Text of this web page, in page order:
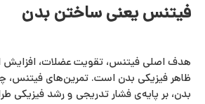
فیتنس یعنی ساختن بدن
هدف اصلی فیتنس، تقویت عضلات، افزایش
ظاهر فیزیکی بدن است. تمرین‌های فیتنس،
بدن، بر پایه‌ی فشار تدریجی و رشد فیزیکی